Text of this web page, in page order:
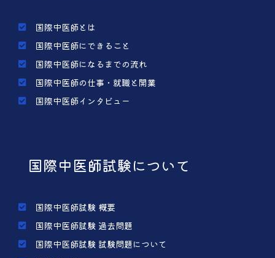
国際中医師とは
国際中医師にできること
国際中医師になるまでの流れ
国際中医師の仕事・就職と開業
国際中医師インタビュー
国際中医師試験について
国際中医師試験 概要
国際中医師試験 過去問題
国際中医師試験 試験問題について